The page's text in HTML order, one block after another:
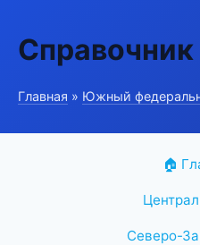
Главная » Южный
🏠
Северо-